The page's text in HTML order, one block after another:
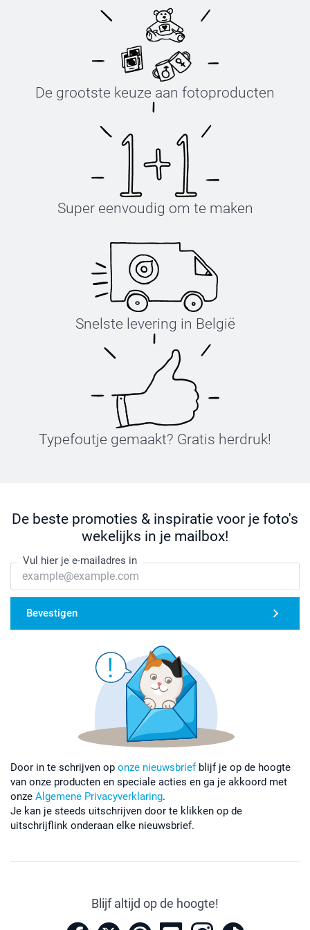
De grootste keuze aan fotoproducten
Super eenvoudig om te maken
Snelste levering in België
Typefoutje gemaakt? Gratis herdruk!
De beste promoties & inspiratie voor je foto's
wekelijks in je mailbox!
Vul hier je e-mailadres in
Bevestigen
Door in te schrijven op onze nieuwsbrief blijf je op de hoogte
van onze producten en speciale acties en ga je akkoord met
onze Algemene Privacyverklaring.
Je kan je steeds uitschrijven door te klikken op de
uitschrijflink onderaan elke nieuwsbrief.
Blijf altijd op de hoogte!